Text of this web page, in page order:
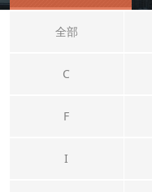
全部
C
F
I